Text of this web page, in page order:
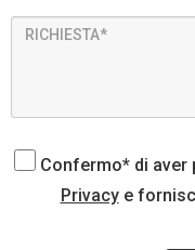
Confermo* di aver
Privacye